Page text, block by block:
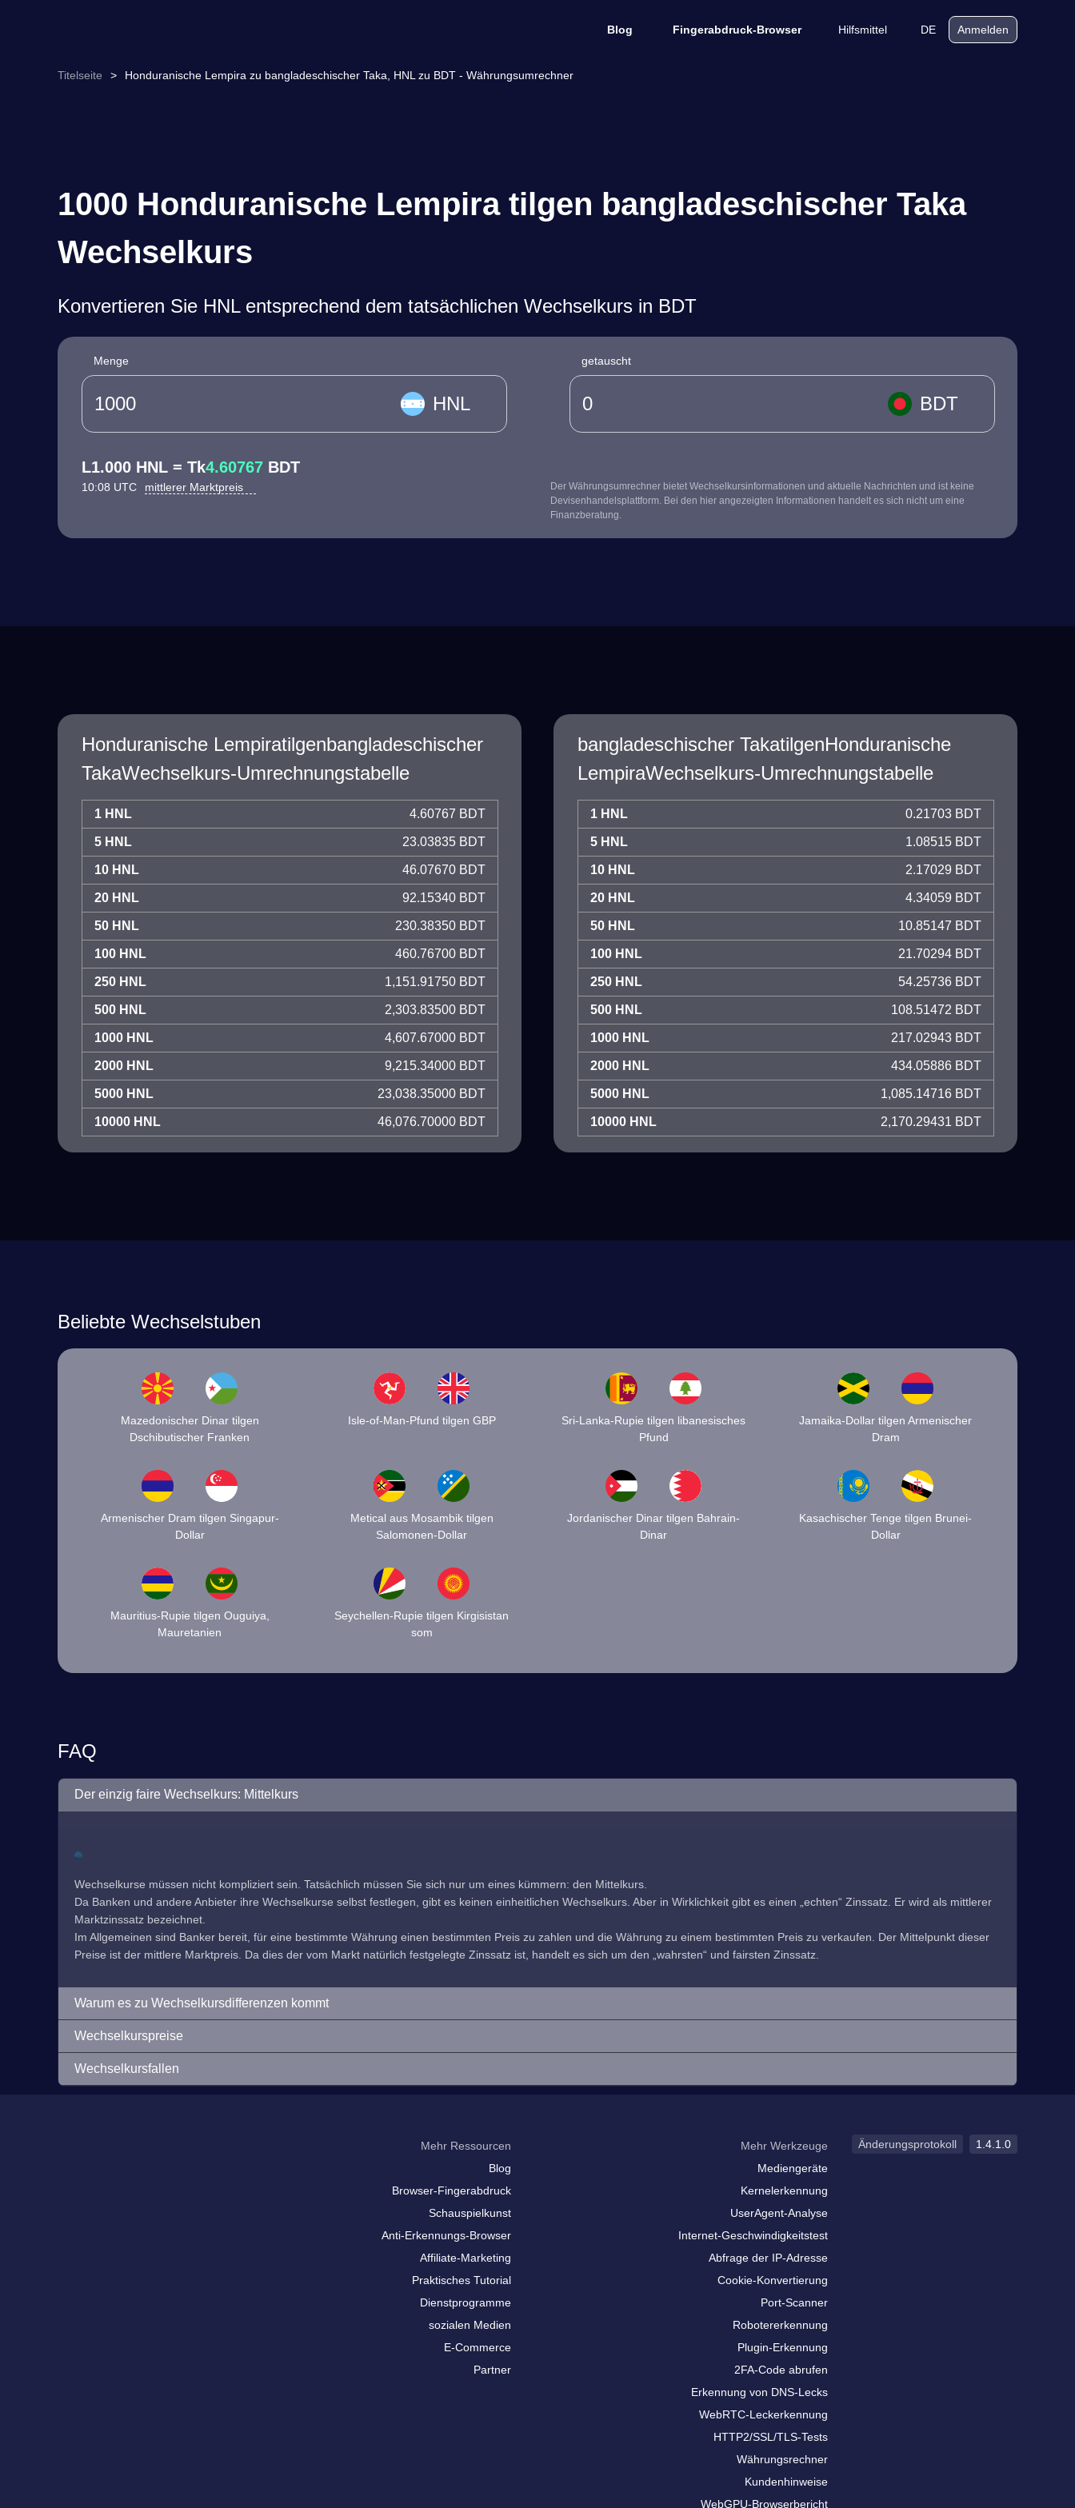
Blog Fingerabdruck-Browser Hilfsmittel DE Anmelden
Titelseite > Honduranische Lempira zu bangladeschischer Taka, HNL zu BDT - Währungsumrechner
1000 Honduranische Lempira tilgen bangladeschischer Taka
Wechselkurs
Konvertieren Sie HNL entsprechend dem tatsächlichen Wechselkurs in BDT
Menge
HNL
getauscht
BDT
L1.000 HNL = Tk4.60767 BDT
10:08 UTC mittlerer Marktpreis
Der Währungsumrechner bietet Wechselkursinformationen und aktuelle Nachrichten und ist keine
Devisenhandelsplattform. Bei den hier angezeigten Informationen handelt es sich nicht um eine
Finanzberatung.
Honduranische Lempiratilgenbangladeschischer
TakaWechselkurs-Umrechnungstabelle
1 HNL 4.60767 BDT
5 HNL 23.03835 BDT
10 HNL 46.07670 BDT
20 HNL 92.15340 BDT
50 HNL 230.38350 BDT
100 HNL 460.76700 BDT
250 HNL 1,151.91750 BDT
500 HNL 2,303.83500 BDT
1000 HNL 4,607.67000 BDT
2000 HNL 9,215.34000 BDT
5000 HNL 23,038.35000 BDT
10000 HNL 46,076.70000 BDT
bangladeschischer TakatilgenHonduranische
LempiraWechselkurs-Umrechnungstabelle
1 HNL 0.21703 BDT
5 HNL 1.08515 BDT
10 HNL 2.17029 BDT
20 HNL 4.34059 BDT
50 HNL 10.85147 BDT
100 HNL 21.70294 BDT
250 HNL 54.25736 BDT
500 HNL 108.51472 BDT
1000 HNL 217.02943 BDT
2000 HNL 434.05886 BDT
5000 HNL 1,085.14716 BDT
10000 HNL 2,170.29431 BDT
Beliebte Wechselstuben
Mazedonischer Dinar tilgen
Dschibutischer Franken
Isle-of-Man-Pfund tilgen GBP
Sri-Lanka-Rupie tilgen libanesisches
Pfund
Jamaika-Dollar tilgen Armenischer
Dram
Armenischer Dram tilgen Singapur-
Dollar
Metical aus Mosambik tilgen
Salomonen-Dollar
Jordanischer Dinar tilgen Bahrain-
Dinar
Kasachischer Tenge tilgen Brunei-
Dollar
Mauritius-Rupie tilgen Ouguiya,
Mauretanien
Seychellen-Rupie tilgen Kirgisistan
som
FAQ
Der einzig faire Wechselkurs: Mittelkurs
Wechselkurse müssen nicht kompliziert sein. Tatsächlich müssen Sie sich nur um eines kümmern: den Mittelkurs.
Da Banken und andere Anbieter ihre Wechselkurse selbst festlegen, gibt es keinen einheitlichen Wechselkurs. Aber in Wirklichkeit gibt es einen „echten“ Zinssatz. Er wird als mittlerer
Marktzinssatz bezeichnet.
Im Allgemeinen sind Banker bereit, für eine bestimmte Währung einen bestimmten Preis zu zahlen und die Währung zu einem bestimmten Preis zu verkaufen. Der Mittelpunkt dieser
Preise ist der mittlere Marktpreis. Da dies der vom Markt natürlich festgelegte Zinssatz ist, handelt es sich um den „wahrsten“ und fairsten Zinssatz.
Warum es zu Wechselkursdifferenzen kommt
Wechselkurspreise
Wechselkursfallen
Mehr Ressourcen
Blog
Browser-Fingerabdruck
Schauspielkunst
Anti-Erkennungs-Browser
Affiliate-Marketing
Praktisches Tutorial
Dienstprogramme
sozialen Medien
E-Commerce
Partner
Mehr Werkzeuge
Mediengeräte
Kernelerkennung
UserAgent-Analyse
Internet-Geschwindigkeitstest
Abfrage der IP-Adresse
Cookie-Konvertierung
Port-Scanner
Robotererkennung
Plugin-Erkennung
2FA-Code abrufen
Erkennung von DNS-Lecks
WebRTC-Leckerkennung
HTTP2/SSL/TLS-Tests
Währungsrechner
Kundenhinweise
WebGPU-Browserbericht
Änderungsprotokoll 1.4.1.0